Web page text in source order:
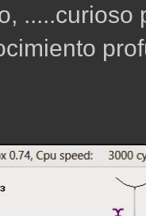
.....curioso